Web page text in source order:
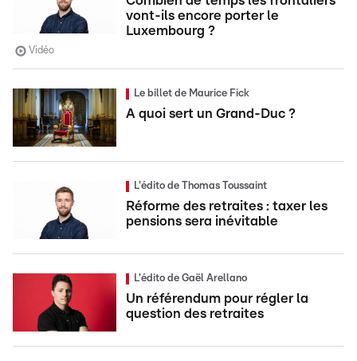
vont-ils encore porter le
Luxembourg ?
Vidéo
Le billet de Maurice Fick
A quoi sert un Grand-Duc ?
L'édito de Thomas Toussaint
Réforme des retraites : taxer les
pensions sera inévitable
L'édito de Gaël Arellano
Un référendum pour régler la
question des retraites